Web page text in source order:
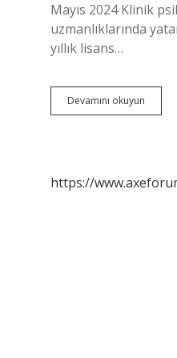
Mayıs 2024 Klinik
uzmanlıklarında
yıllık lisans…
Devamını okuyun
Mu
https://